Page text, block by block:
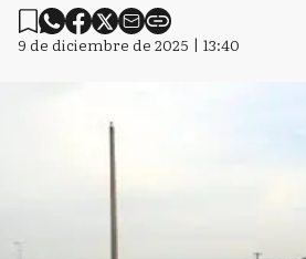
9 de diciembre de 2025 | 13:40